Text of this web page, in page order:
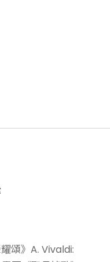
頌》A. Vivaldi: